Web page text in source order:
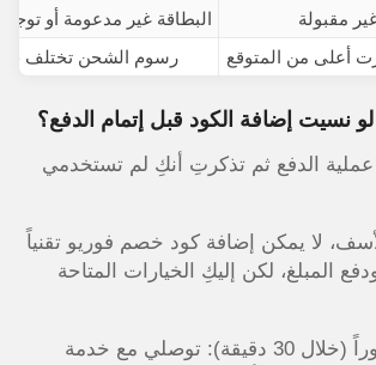
مقبولة
البطاقة غير مدعومة أو
أعلى من المتوقع
رسوم الشحن تختلف
نسيت إضافة الكود قبل إتمام الدفع؟
الدفع ثم تذكرتِ أنكِ لم تستخدمي
لا يمكن إضافة كود خصم فوريو تقنياً
المبلغ، لكن إليكِ الخيارات المتاحة
إلغاء الطلب فوراً (خلال 30 دقيقة): توصلي مع خدمة